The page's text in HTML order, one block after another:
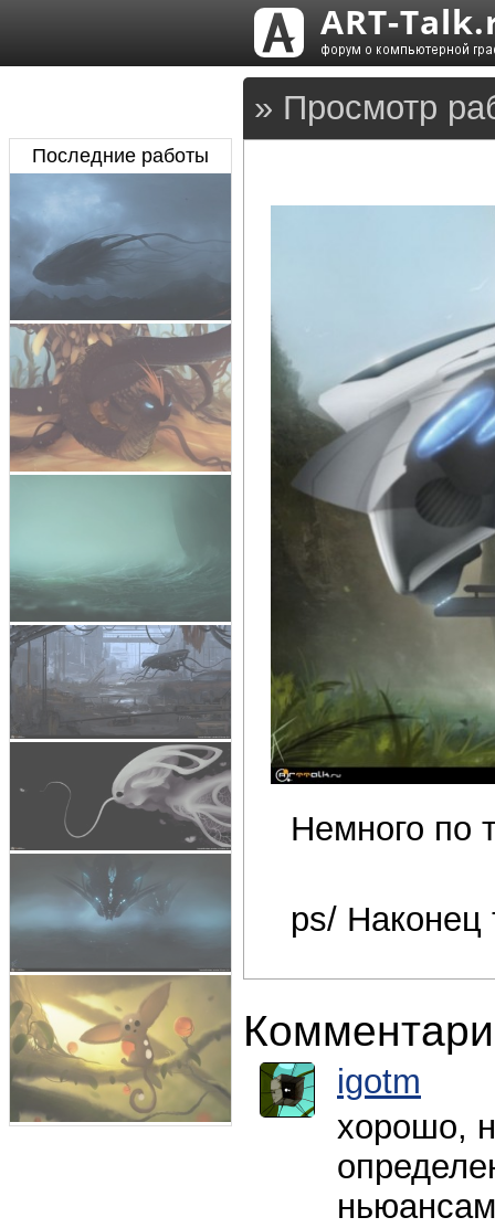
» Просмотр
Немного по
ps/ Наконец
igotm
хорошо,
Последние работы